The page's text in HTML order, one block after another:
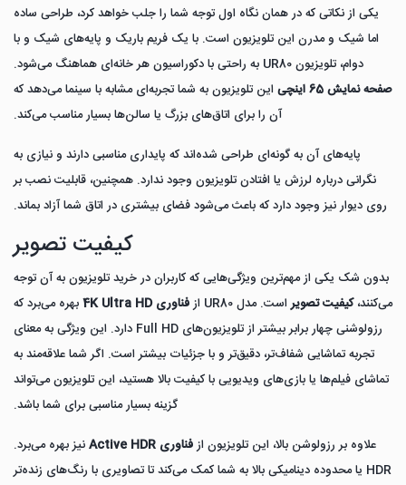
یکی از نکاتی که در همان نگاه اول توجه شما را جلب خواهد کرد، طراحی ساده
اما شیک و مدرن این تلویزیون است. با یک فریم باریک و پایه‌های شیک و با
دوام، تلویزیون UR80 به راحتی با دکوراسیون هر خانه‌ای هماهنگ می‌شود.
صفحه نمایش 65 اینچی
این تلویزیون به شما تجربه‌ای مشابه با سینما می‌دهد که
آن را برای اتاق‌های بزرگ یا سالن‌ها بسیار مناسب می‌کند.
پایه‌های آن به گونه‌ای طراحی شده‌اند که پایداری مناسبی دارند و نیازی به
نگرانی درباره لرزش یا افتادن تلویزیون وجود ندارد. همچنین، قابلیت نصب بر
روی دیوار نیز وجود دارد که باعث می‌شود فضای بیشتری در اتاق شما آزاد بماند.
کیفیت تصویر
بدون شک یکی از مهم‌ترین ویژگی‌هایی که کاربران در خرید تلویزیون به آن توجه
می‌کنند،کیفیت تصویراست. مدل UR80 از فناوری 4K Ultra HD
بهره می‌برد که
رزولوشنی چهار برابر بیشتر از تلویزیون‌های Full HD دارد. این ویژگی به معنای
تجربه تماشایی شفاف‌تر، دقیق‌تر و با جزئیات بیشتر است. اگر شما علاقه‌مند به
تماشای فیلم‌ها یا بازی‌های ویدیویی با کیفیت بالا هستید، این تلویزیون می‌تواند
گزینه بسیار مناسبی برای شما باشد.
علاوه بر رزولوشن بالا، این تلویزیون ازفناوری Active HDR
نیز بهره می‌برد.
HDR یا محدوده دینامیکی بالا به شما کمک می‌کند تا تصاویری با رنگ‌های زنده‌تر